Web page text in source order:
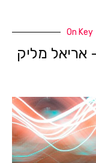
On Key
אריאל מליק